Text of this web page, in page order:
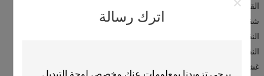
اترك رسالة
القباب المعدنية
شقة دون تأثير اللمس
النقش مع تأثير اللمس
النقش مع قبة معدنية
غشاء التبديل مع الشركة العامة للفوسفات